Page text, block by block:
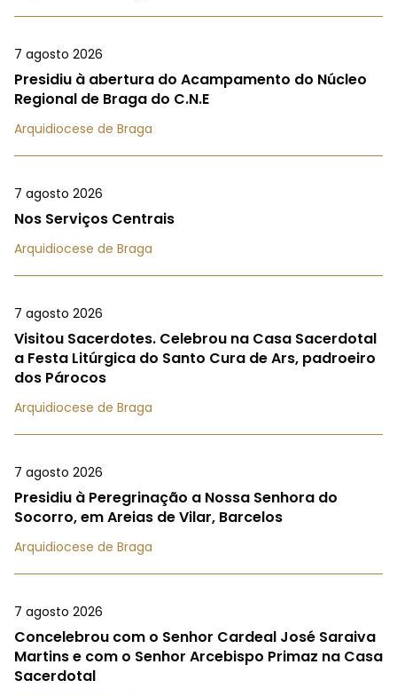
7 agosto 2026
Presidiu à abertura do Acampamento do Núcleo
Regional de Braga do C.N.E
Arquidiocese de Braga
7 agosto 2026
Nos Serviços Centrais
Arquidiocese de Braga
7 agosto 2026
Visitou Sacerdotes. Celebrou na Casa Sacerdotal
a Festa Litúrgica do Santo Cura de Ars, padroeiro
dos Párocos
Arquidiocese de Braga
7 agosto 2026
Presidiu à Peregrinação a Nossa Senhora do
Socorro, em Areias de Vilar, Barcelos
Arquidiocese de Braga
7 agosto 2026
Concelebrou com o Senhor Cardeal José Saraiva
Martins e com o Senhor Arcebispo Primaz na Casa
Sacerdotal